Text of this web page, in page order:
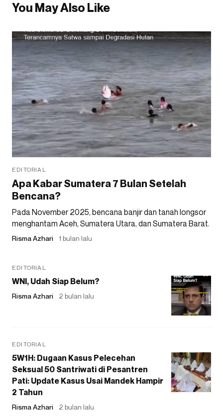
You May Also Like
EDITORIAL
Apa Kabar Sumatera 7 Bulan Setelah
Bencana?
Pada November 2025, bencana banjir dan tanah longsor
menghantam Aceh, Sumatera Utara, dan Sumatera Barat.
Risma Azhari 1 bulan lalu
EDITORIAL
WNI, Udah Siap Belum?
Risma Azhari 2 bulan lalu
EDITORIAL
5W1H: Dugaan Kasus Pelecehan
Seksual 50 Santriwati di Pesantren
Pati: Update Kasus Usai Mandek Hampir
2 Tahun
Risma Azhari 2 bulan lalu